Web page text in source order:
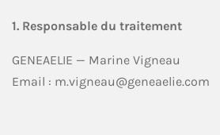
1. Responsable du traitement
GENEAELIE — Marine Vigneau
Email : m.vigneau@geneaelie.com